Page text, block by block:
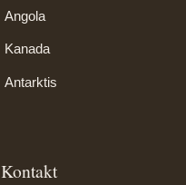
Angola
Kanada
Antarktis
Kontakt